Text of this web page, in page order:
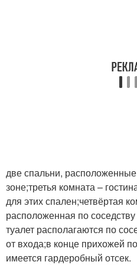
две спальни,
зоне;третья комната –
для этих спален;четвёртая
расположенная по
туалет располагаются по
от входа;в конце прихожей
имеется гардеробный отсек.